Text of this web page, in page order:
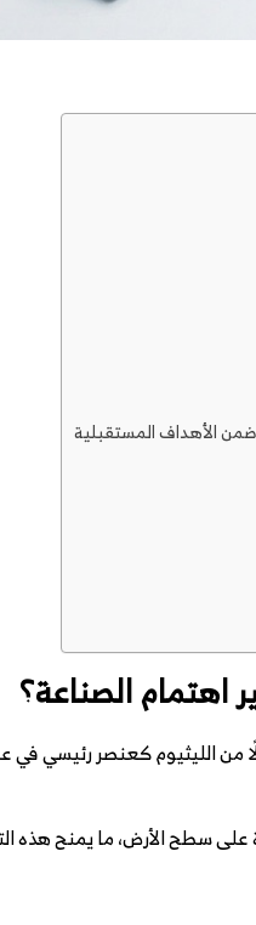
اهتمام الصناعة؟
من الليثيوم كعنصر رئيسي في
سطح الأرض، ما يمنح هذه